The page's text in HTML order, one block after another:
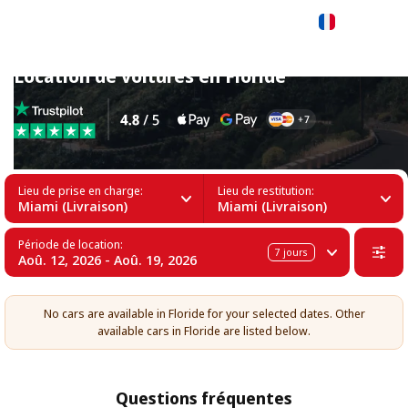
Location de voitures en Floride
Lieu de prise en charge:
Miami (Livraison)
Lieu de restitution:
Miami (Livraison)
Période de location:
Aoû. 12, 2026 - Aoû. 19, 2026 7 jours
No cars are available in Floride for your selected dates. Other
available cars in Floride are listed below.
Questions fréquentes